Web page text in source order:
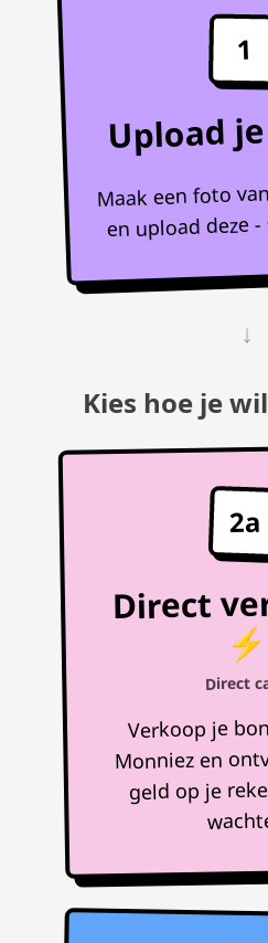
1
Upload
Maak een foto
en upload deze
↓
Kies hoe je
2a
Direct
⚡
Direct
Verkoop je
Monniez en
geld op je